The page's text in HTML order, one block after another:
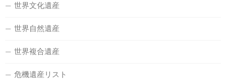
世界文化遺産
世界自然遺産
世界複合遺産
危機遺産リスト